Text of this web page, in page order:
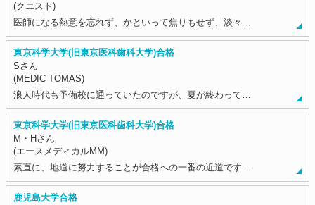
(クエスト)
医師になる熱意を忘れず、かといって焦りもせず、淡々…
東京科学大学(旧東京医科歯科大学)合格
Sさん
(MEDIC TOMAS)
浪人時代も予備校に通っていたのですが、夏が終わって…
東京科学大学(旧東京医科歯科大学)合格
M・Hさん
(エースメディカルMM)
素直に、地道に努力することが合格への一番の近道です…
鹿児島大学合格